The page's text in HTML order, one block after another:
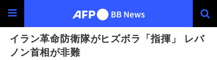
イラン革命防衛隊がヒズボラ「指揮」 レバ
ノン首相が非難